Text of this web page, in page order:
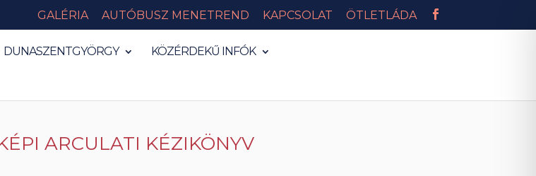
GALÉRIA AUTÓBUSZ MENETREND KAPCSOLAT ÖTLETLÁDA 
DUNASZENTGYÖRGY
KÖZÉRDEKŰ INFÓK
ARCULATI KÉZIKÖNYV